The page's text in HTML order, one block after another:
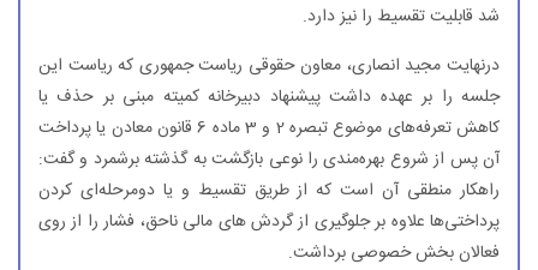
شد قابلیت تقسیط را نیز دارد.
درنهایت مجید انصاری، معاون حقوقی ریاست جمهوری كه ریاست این
جلسه را بر عهده داشت پیشنهاد دبیرخانه كمیته مبنی بر حذف یا
كاهش تعرفه‌های موضوع تبصره 2 و 3 ماده 6 قانون معادن یا پرداخت
آن پس از شروع بهره‌مندی را نوعی بازگشت به گذشته برشمرد و گفت:
راهكار منطقی آن است كه از طریق تقسیط و یا دومرحله‌ای كردن
پرداختی‌ها علاوه بر جلوگیری از گردش های مالی ناحق، فشار را از روی
فعالان بخش خصوصی برداشت.